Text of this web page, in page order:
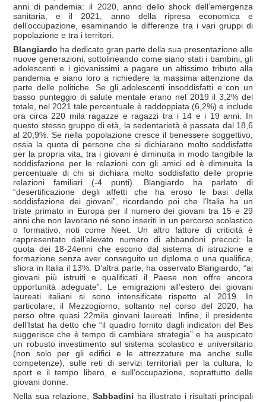
anni di pandemia: il 2020, anno dello shock dell’emergenza
sanitaria, e il 2021, anno della ripresa economica e
dell’occupazione, esaminando le differenze tra i vari gruppi di
popolazione e tra i territori.
Blangiardo ha dedicato gran parte della sua presentazione alle
nuove generazioni, sottolineando come siano stati i bambini, gli
adolescenti e i giovanissimi a pagare un altissimo tributo alla
pandemia e siano loro a richiedere la massima attenzione da
parte delle politiche. Se gli adolescenti insoddisfatti e con un
basso punteggio di salute mentale erano nel 2019 il 3,2% del
totale, nel 2021 tale percentuale è raddoppiata (6,2%) e include
ora circa 220 mila ragazze e ragazzi tra i 14 e i 19 anni. In
questo stesso gruppo di età, la sedentarietà è passata dal 18,6
al 20,9%. Se nella popolazione cresce il benessere soggettivo,
ossia la quota di persone che si dichiarano molto soddisfatte
per la propria vita, tra i giovani è diminuita in modo tangibile la
soddisfazione per le relazioni con gli amici ed è diminuita la
percentuale di chi si dichiara molto soddisfatto delle proprie
relazioni familiari (-4 punti). Blangiardo ha parlato di
“desertificazione degli affetti che ha eroso le basi della
soddisfazione dei giovani”, ricordando poi che l’Italia ha un
triste primato in Europa per il numero dei giovani tra 15 e 29
anni che non lavorano né sono inseriti in un percorso scolastico
o formativo, noti come Neet. Un altro fattore di criticità è
rappresentato dall’elevato numero di abbandoni precoci: la
quota dei 18-24enni che escono dal sistema di istruzione e
formazione senza aver conseguito un diploma o una qualifica,
sfiora in Italia il 13%. D’altra parte, ha osservato Blangiardo, “ai
giovani più istruiti e qualificati il Paese non offre ancora
opportunità adeguate”. Le emigrazioni all’estero dei giovani
laureati italiani si sono intensificate rispetto al 2019. In
particolare, il Mezzogiorno, soltanto nel corso del 2020, ha
perso oltre quasi 22mila giovani laureati. Infine, il presidente
dell’Istat ha detto che “il quadro fornito dagli indicatori del Bes
suggerisce che è tempo di cambiare strategia” e ha auspicato
un robusto investimento sul sistema scolastico e universitario
(non solo per gli edifici e le attrezzature ma anche sulle
competenze), sulle reti di servizi territoriali per la cultura, lo
sport e il tempo libero, e sull’occupazione, soprattutto delle
giovani donne.
Nella sua relazione, Sabbadini ha illustrato i risultati principali